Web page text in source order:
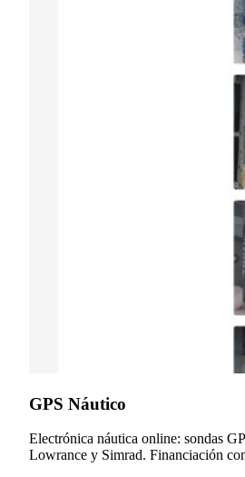
GPS Náutico
Electrónica náutica online: sondas
Lowrance y Simrad. Financiación